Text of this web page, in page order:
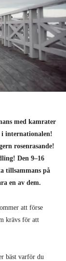
med kamrater
i internationalen!
rosenrasande!
Den 9–16
tillsammans på
en av dem.
att förse
krävs för att
bäst varför du